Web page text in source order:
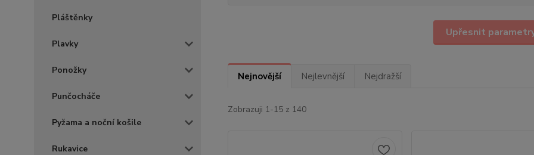
Pláštěnky
Plavky
Ponožky
Punčocháče
Pyžama a noční košile
Rukavice
Upřesnit
Nejnovější Nejlevnější Nejdražší
Zobrazuji 1-15 z 140